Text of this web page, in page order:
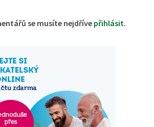
se musíte nejdříve přihlásit.